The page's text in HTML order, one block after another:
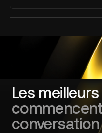
plateforme
site
web
et
choisir
la
Les
conversation